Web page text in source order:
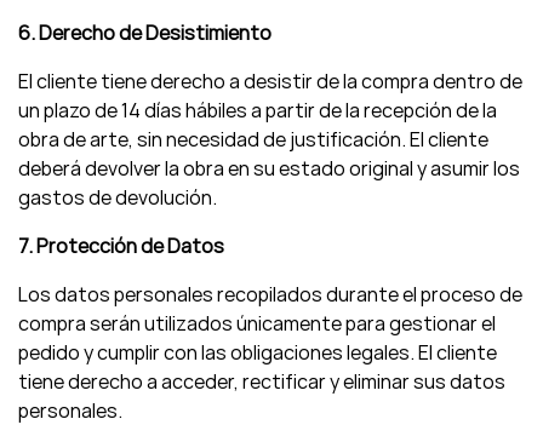
6. Derecho de Desistimiento
El cliente tiene derecho a desistir de la compra dentro de
un plazo de 14 días hábiles a partir de la recepción de la
obra de arte, sin necesidad de justificación. El cliente
deberá devolver la obra en su estado original y asumir los
gastos de devolución.
7. Protección de Datos
Los datos personales recopilados durante el proceso de
compra serán utilizados únicamente para gestionar el
pedido y cumplir con las obligaciones legales. El cliente
tiene derecho a acceder, rectificar y eliminar sus datos
personales.